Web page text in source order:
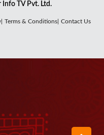
भजन
TV Pvt. Ltd.
Terms & Conditions| Contact Us